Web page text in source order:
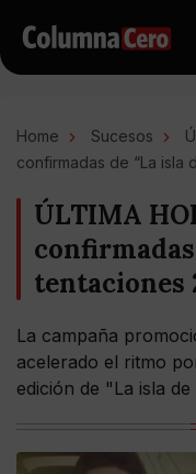
Home Sucesos
confirmadas de “La isla
ÚLTIMA
confirmadas
tentaciones
La campaña
acelerado el ritmo
edición de "La isla